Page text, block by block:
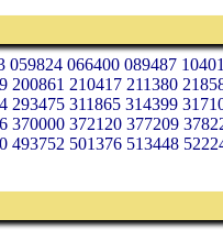
059824 066400 089487
200861 210417 211380
293475 311865 314399
372120 377209
493752 501376 513448